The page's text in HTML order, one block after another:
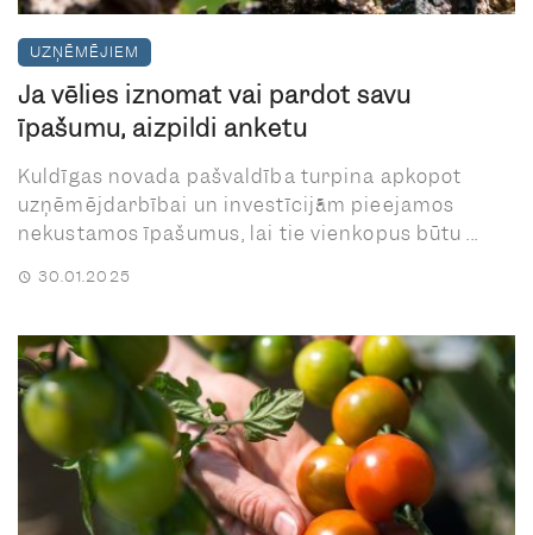
UZŅĒMĒJIEM
Ja vēlies iznomāt vai pārdot savu
īpašumu, aizpildi anketu
Kuldīgas novada pašvaldība turpina apkopot
uzņēmējdarbībai un investīcijām pieejamos
nekustamos īpašumus, lai tie vienkopus būtu ...
30.01.2025